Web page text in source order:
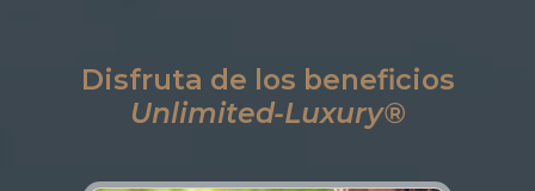
Disfruta de los beneficios
Unlimited-Luxury®